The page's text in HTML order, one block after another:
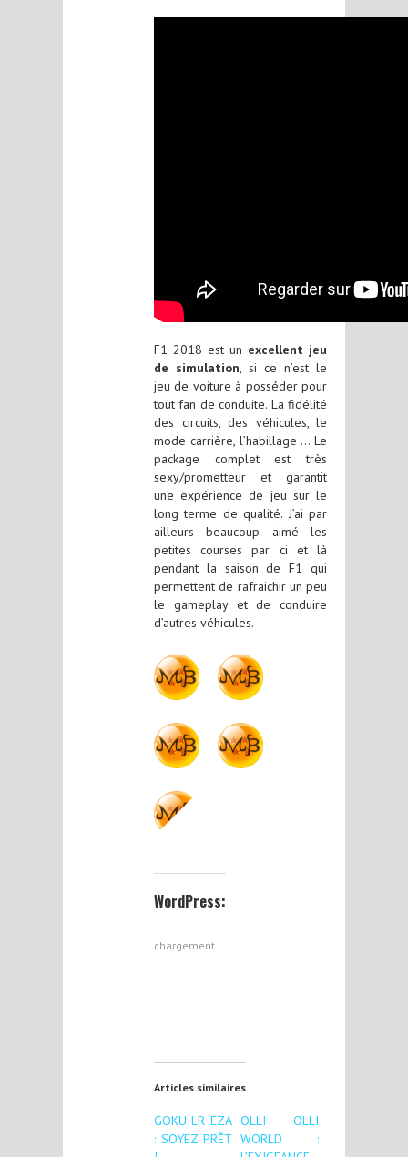
F1 2018 est un excellent jeu
de simulation, si ce n’est le
jeu de voiture à posséder pour
tout fan de conduite. La fidélité
des circuits, des véhicules, le
mode carrière, l’habillage … Le
package complet est très
sexy/prometteur et garantit
une expérience de jeu sur le
long terme de qualité. J’ai par
ailleurs beaucoup aimé les
petites courses par ci et là
pendant la saison de F1 qui
permettent de rafraichir un peu
le gameplay et de conduire
d’autres véhicules.
WordPress:
chargement…
Articles similaires
GOKU LR EZA
: SOYEZ PRÊT
OLLI OLLI
WORLD :